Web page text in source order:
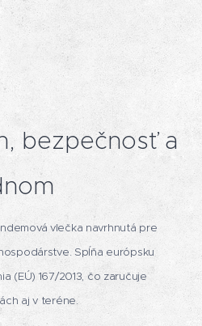
bezpečnosť a
vlečka navrhnutá pre
Spĺňa európsku
(EÚ) 167/2013, čo zaručuje
aj v teréne.